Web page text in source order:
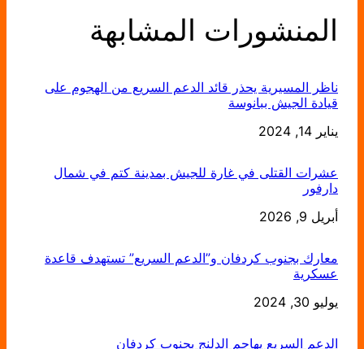
المنشورات المشابهة
ناظر المسيرية يحذر قائد الدعم السريع من الهجوم على
قيادة الجيش ببانوسة
التاريخ
يناير 14, 2024
عشرات القتلى في غارة للجيش بمدينة كتم في شمال
دارفور
التاريخ
أبريل 9, 2026
معارك بجنوب كردفان و”الدعم السريع” تستهدف قاعدة
عسكرية
التاريخ
يوليو 30, 2024
الدعم السريع يهاجم الدلنج بجنوب كردفان